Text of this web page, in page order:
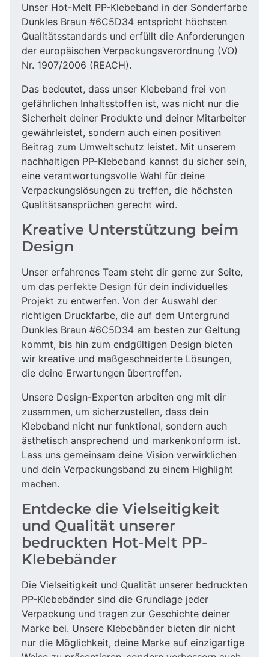
Unser Hot-Melt PP-Klebeband in der Sonderfarbe
Dunkles Braun #6C5D34 entspricht höchsten
Qualitätsstandards und erfüllt die Anforderungen
der europäischen Verpackungsverordnung (VO)
Nr. 1907/2006 (REACH).
Das bedeutet, dass unser Klebeband frei von
gefährlichen Inhaltsstoffen ist, was nicht nur die
Sicherheit deiner Produkte und deiner Mitarbeiter
gewährleistet, sondern auch einen positiven
Beitrag zum Umweltschutz leistet. Mit unserem
nachhaltigen PP-Klebeband kannst du sicher sein,
eine verantwortungsvolle Wahl für deine
Verpackungslösungen zu treffen, die höchsten
Qualitätsansprüchen gerecht wird.
Kreative Unterstützung beim
Design
Unser erfahrenes Team steht dir gerne zur Seite,
um das perfekte Design für dein individuelles
Projekt zu entwerfen. Von der Auswahl der
richtigen Druckfarbe, die auf dem Untergrund
Dunkles Braun #6C5D34 am besten zur Geltung
kommt, bis hin zum endgültigen Design bieten
wir kreative und maßgeschneiderte Lösungen,
die deine Erwartungen übertreffen.
Unsere Design-Experten arbeiten eng mit dir
zusammen, um sicherzustellen, dass dein
Klebeband nicht nur funktional, sondern auch
ästhetisch ansprechend und markenkonform ist.
Lass uns gemeinsam deine Vision verwirklichen
und dein Verpackungsband zu einem Highlight
machen.
Entdecke die Vielseitigkeit
und Qualität unserer
bedruckten Hot-Melt PP-
Klebebänder
Die Vielseitigkeit und Qualität unserer bedruckten
PP-Klebebänder sind die Grundlage jeder
Verpackung und tragen zur Geschichte deiner
Marke bei. Unsere Klebebänder bieten dir nicht
nur die Möglichkeit, deine Marke auf einzigartige